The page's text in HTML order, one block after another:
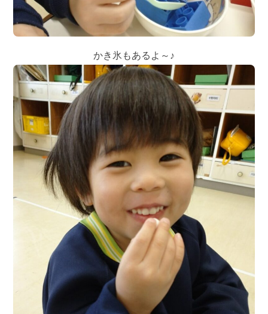
かき氷もあるよ～♪